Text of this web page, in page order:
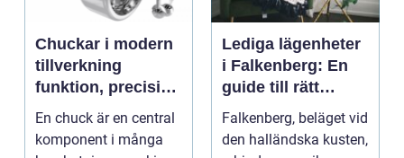
Chuckar i modern
tillverkning
funktion, precision
och smarta val
En chuck är en central
komponent i många
Lediga lägenheter
i Falkenberg: En
guide till rätt
bostad för dig
Falkenberg, beläget vid
den halländska kusten,